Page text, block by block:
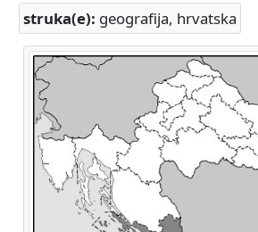
struka(e): geografija, hrvatska